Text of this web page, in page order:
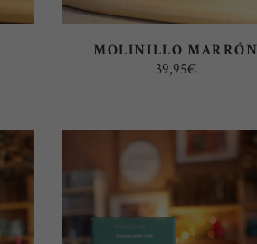
MOLINILLO MARRÓN
39,95€